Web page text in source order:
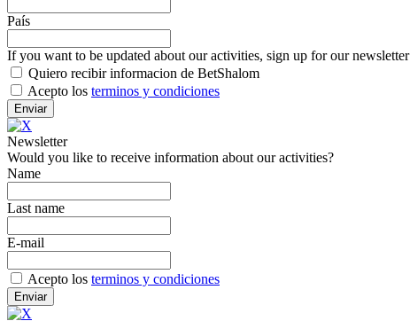
País
If you want to be updated about our activities, sign up for our newsletter
Quiero recibir informacion de BetShalom
Acepto los terminos y condiciones
Newsletter
Would you like to receive information about our activities?
Name
Last name
E-mail
Acepto los terminos y condiciones